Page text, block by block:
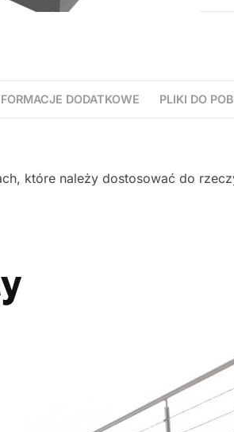
DODATKOWE PLIKI DO
które należy dostosować do